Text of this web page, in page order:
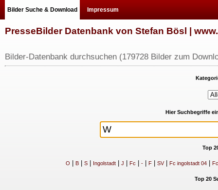
Bilder Suche & Download Impressum
PresseBilder Datenbank von Stefan Bösl |
Bilder-Datenbank durchsuchen (179728 Bilder zum
Hier Suchbegriffe
Top
O B| S| Ingolstadt| J Fc -| F| SV| Fc ingolstadt 04|
Top 20